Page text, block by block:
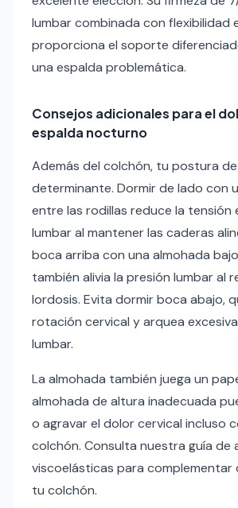
lumbar combinada con flexibilidad
proporciona el soporte
una espalda problemática.
Consejos adicionales para el
espalda nocturno
Además del colchón, tu postura
determinante. Dormir de lado con
entre las rodillas reduce la tensión
lumbar al mantener las caderas
boca arriba con una almohada
también alivia la presión lumbar al
lordosis. Evita dormir boca abajo,
rotación cervical y arquea
lumbar.
La almohada también juega un
almohada de altura inadecuada
o agravar el dolor cervical incluso
colchón. Consulta nuestra guía de
viscoelásticas para
tu colchón.